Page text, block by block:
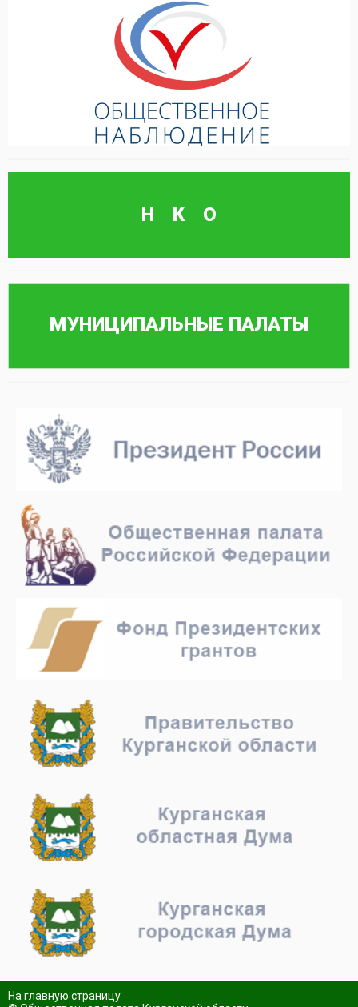
На главную страницу